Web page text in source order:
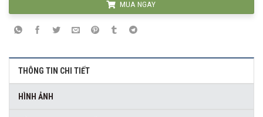
MUA NGAY
THÔNG TIN CHI TIẾT
HÌNH ẢNH